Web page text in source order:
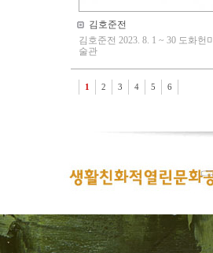
김호준전
김호준전 2023. 8. 1 ~ 30 도화헌미
술관
1 2 3 4 5 6